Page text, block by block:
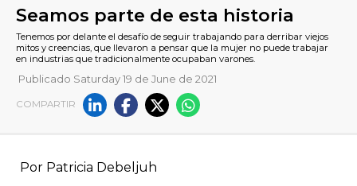
Tenemos por delante el desafío de seguir trabajando para
Publicado Saturday 19 de June de 2021
COMPARTIR
Por Patricia Debeljuh